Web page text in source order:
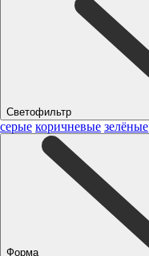
Светофильтр
серые коричневые зелёные
Форма